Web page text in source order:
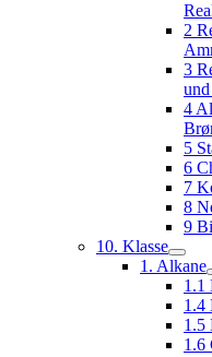
2
3
4
5
6
7
8
9
10. Klasse
1. Alkane
1.1
1.4
1.5
1.6